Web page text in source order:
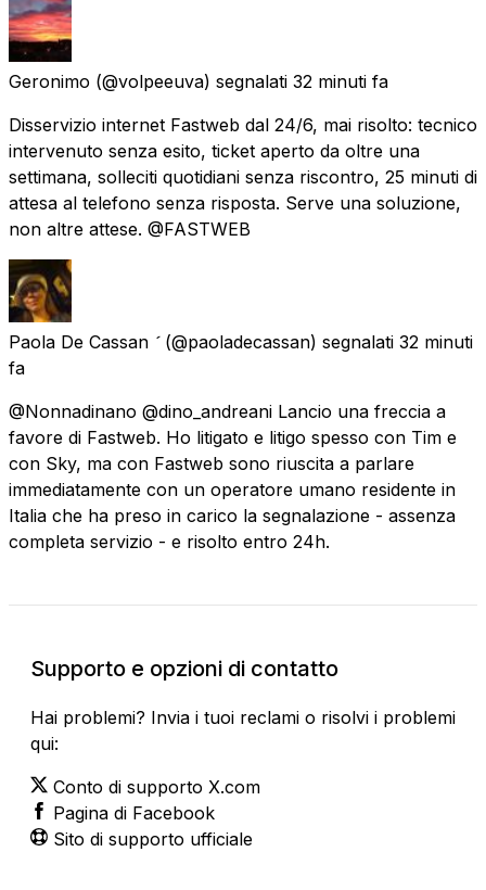
Geronimo (@volpeeuva) segnalati 32 minuti fa
Disservizio internet Fastweb dal 24/6, mai risolto: tecnico
intervenuto senza esito, ticket aperto da oltre una
settimana, solleciti quotidiani senza riscontro, 25 minuti di
attesa al telefono senza risposta. Serve una soluzione,
non altre attese. @FASTWEB
Paola De Cassan  (@paoladecassan) segnalati 32 minuti
fa
@Nonnadinano @dino_andreani Lancio una freccia a
favore di Fastweb. Ho litigato e litigo spesso con Tim e
con Sky, ma con Fastweb sono riuscita a parlare
immediatamente con un operatore umano residente in
Italia che ha preso in carico la segnalazione - assenza
completa servizio - e risolto entro 24h.
Supporto e opzioni di contatto
Hai problemi? Invia i tuoi reclami o risolvi i problemi
qui:
Conto di supporto X.com
Pagina di Facebook
Sito di supporto ufficiale